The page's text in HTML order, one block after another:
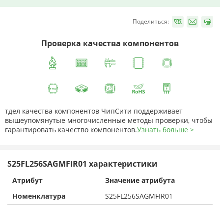
Поделиться:
Проверка качества компонентов
тдел качества компонентов ЧипСити поддерживает
вышеупомянутые многочисленные методы проверки, чтобы
гарантировать качество компонентов.Узнать больше >
S25FL256SAGMFIR01 характеристики
Атрибут
Значение атрибута
Номенклатура
S25FL256SAGMFIR01